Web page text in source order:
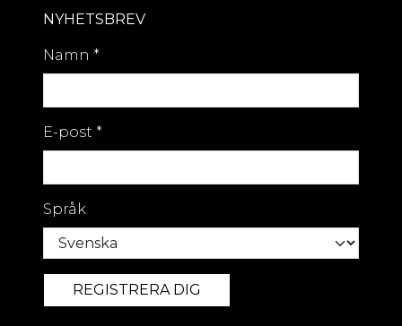
NYHETSBREV
Namn *
E-post *
Språk